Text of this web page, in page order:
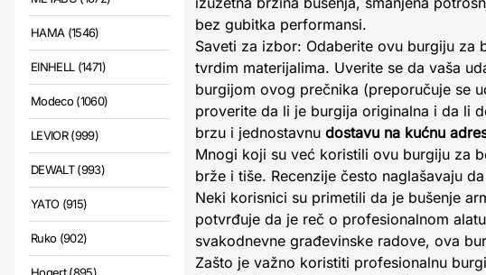
HAMA (1546)
EINHELL (1471)
Modeco (1060)
LEVIOR (999)
DEWALT (993)
YATO (915)
Ruko (902)
bez gubitka performansi.
Saveti za izbor: Odaberite ovu burgiju za
tvrdim materijalima. Uverite se da vaša
burgijom ovog prečnika (preporučuje se
proverite da li je burgija originalna i da li
brzu i jednostavnu dostavu na kućnu
Mnogi koji su već koristili ovu burgiju za
brže i tiše. Recenzije često naglašavaju
Neki korisnici su primetili da je bušenje
potvrđuje da je reč o profesionalnom
svakodnevne građevinske radove, ova
Zašto je važno koristiti profesionalnu